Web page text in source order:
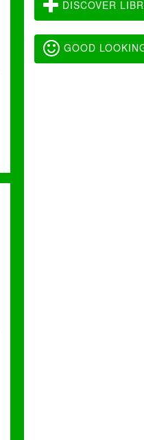
DISCOVER
GOOD